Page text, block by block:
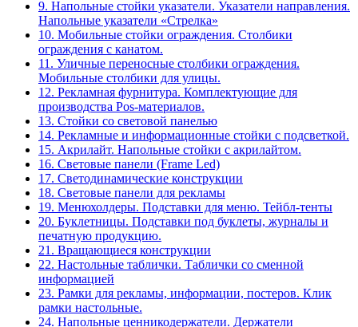
9. Напольные стойки указатели. Указатели направления.
Напольные указатели «Стрелка»
10. Мобильные стойки ограждения. Столбики
ограждения с канатом.
11. Уличные переносные столбики ограждения.
Мобильные столбики для улицы.
12. Рекламная фурнитура. Комплектующие для
производства Pos-материалов.
13. Стойки со световой панелью
14. Рекламные и информационные стойки с подсветкой.
15. Акрилайт. Напольные стойки с акрилайтом.
16. Световые панели (Frame Led)
17. Светодинамические конструкции
18. Световые панели для рекламы
19. Менюхолдеры. Подставки для меню. Тейбл-тенты
20. Буклетницы. Подставки под буклеты, журналы и
печатную продукцию.
21. Вращающиеся конструкции
22. Настольные таблички. Таблички со сменной
информацией
23. Рамки для рекламы, информации, постеров. Клик
рамки настольные.
24. Напольные ценникодержатели. Держатели